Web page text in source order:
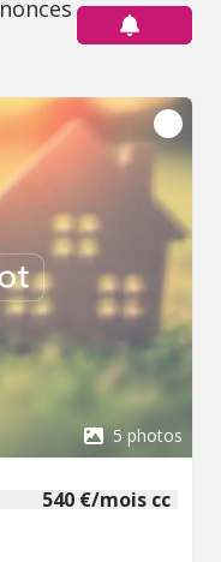
5 photos
540 €/mois cc